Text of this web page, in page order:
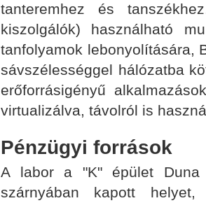
tanteremhez és
kiszolgálók) használható
tanfolyamok lebonyolítására,
sávszélességgel hálózatba
erőforrásigényű
virtualizálva, távolról is
Pénzügyi források
A labor a "K" épület Duna
szárnyában kapott helyet,